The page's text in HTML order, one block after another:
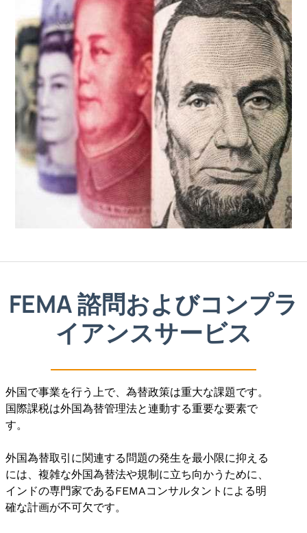
FEMA 諮問およびコンプラ
イアンスサービス
外国で事業を行う上で、為替政策は重大な課題です。
国際課税は外国為替管理法と連動する重要な要素で
す。
外国為替取引に関連する問題の発生を最小限に抑える
には、複雑な外国為替法や規制に立ち向かうために、
インドの専門家であるFEMAコンサルタントによる明
確な計画が不可欠です。